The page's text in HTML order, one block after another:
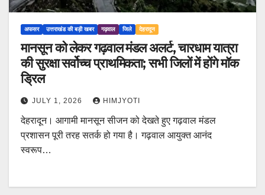
अफसर उत्तराखंड की बड़ी खबर गढ़वाल जिले देहरादून
मानसून को लेकर गढ़वाल मंडल अलर्ट, चारधाम यात्रा
की सुरक्षा सर्वोच्च प्राथमिकता; सभी जिलों में होंगे मॉक
ड्रिल
JULY 1, 2026 HIMJYOTI
देहरादून। आगामी मानसून सीजन को देखते हुए गढ़वाल मंडल
प्रशासन पूरी तरह सतर्क हो गया है। गढ़वाल आयुक्त आनंद
स्वरूप…